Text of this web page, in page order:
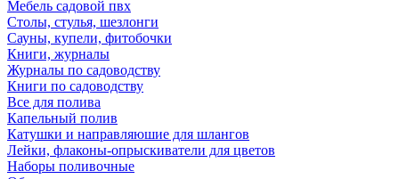
Мебель садовой пвх
Столы, стулья, шезлонги
Сауны, купели, фитобочки
Книги, журналы
Журналы по садоводству
Книги по садоводству
Все для полива
Капельный полив
Катушки и направляюшие для шлангов
Лейки, флаконы-опрыскиватели для цветов
Наборы поливочные